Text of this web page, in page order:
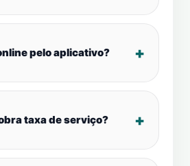
pelo aplicativo?
taxa de serviço?